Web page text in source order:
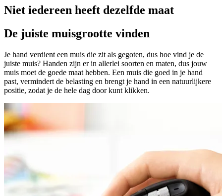
Niet iedereen heeft dezelfde maat
De juiste muisgrootte vinden
Je hand verdient een muis die zit als gegoten, dus hoe vind je de
juiste muis? Handen zijn er in allerlei soorten en maten, dus jouw
muis moet de goede maat hebben. Een muis die goed in je hand
past, vermindert de belasting en brengt je hand in een natuurlijkere
positie, zodat je de hele dag door kunt klikken.